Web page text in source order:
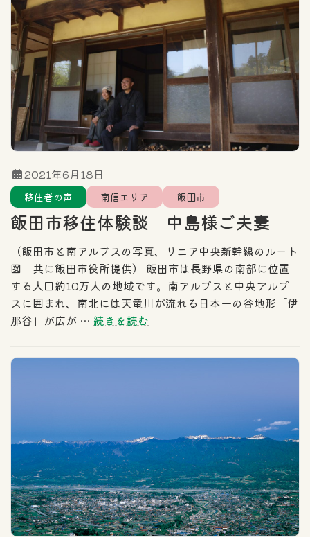
移住者の声 南信エリア 飯田市
飯田市移住体験談 中島様ご夫妻
2021年6月18日
（飯田市と南アルプスの写真、リニア中央新幹線のルート
図 共に飯田市役所提供） 飯田市は長野県の南部に位置
する人口約10万人の地域です。南アルプスと中央アルプ
スに囲まれ、南北には天竜川が流れる日本一の谷地形「伊
那谷」が広が … 続きを読む